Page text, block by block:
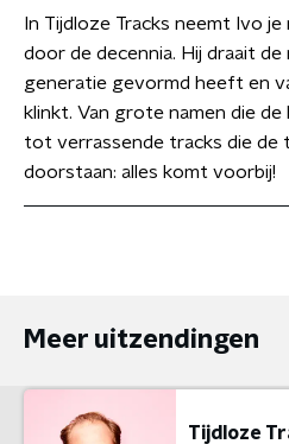
In Tijdloze Tracks neemt Ivo
door de decennia. Hij draait de
generatie gevormd heeft en
klinkt. Van grote namen die
tot verrassende tracks die de
doorstaan: alles komt voorbij!
Meer uitzendingen
Tijdloze